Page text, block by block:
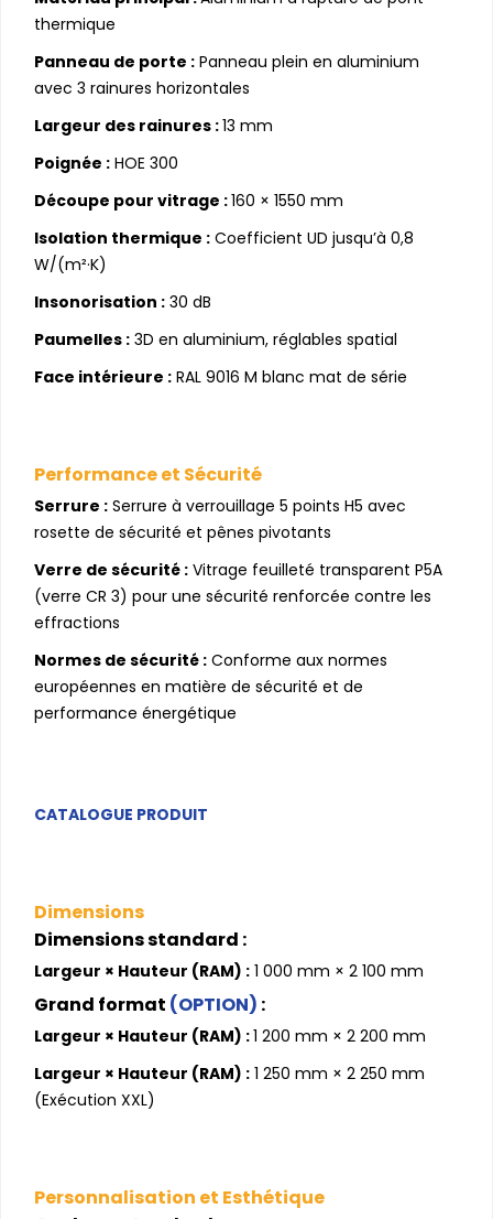
thermique
Panneau de porte : Panneau plein en aluminium
avec 3 rainures horizontales
Largeur des rainures :13 mm
Poignée : HOE 300
Découpe pour vitrage :160 × 1550 mm
Isolation thermique : Coefficient UD jusqu’à 0,8
W/(m²·K)
Insonorisation : 30 dB
Paumelles : 3D en aluminium, réglables spatial
Face intérieure : RAL 9016 M blanc mat de série
Performance et Sécurité
Serrure : Serrure à verrouillage 5 points H5 avec
rosette de sécurité et pênes pivotants
Verre de sécurité : Vitrage feuilleté transparent P5A
(verre CR 3) pour une sécurité renforcée contre les
effractions
Normes de sécurité : Conforme aux normes
européennes en matière de sécurité et de
performance énergétique
CATALOGUE PRODUIT
Dimensions
Dimensions standard :
Largeur × Hauteur (RAM) : 1 000 mm × 2 100 mm
Grand format (OPTION) :
Largeur × Hauteur (RAM) :1 200 mm × 2 200 mm
Largeur × Hauteur (RAM) : 1 250 mm × 2 250 mm
(Exécution XXL)
Personnalisation et Esthétique